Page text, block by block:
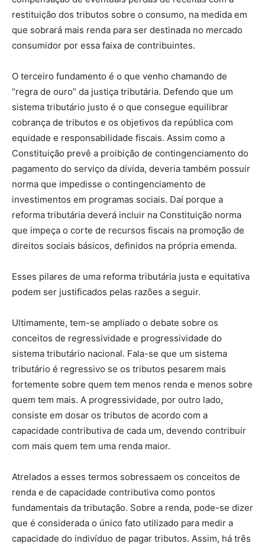
restituição dos tributos sobre o consumo, na medida em
que sobrará mais renda para ser destinada no mercado
consumidor por essa faixa de contribuintes.
O terceiro fundamento é o que venho chamando de
“regra de ouro” da justiça tributária. Defendo que um
sistema tributário justo é o que consegue equilibrar
cobrança de tributos e os objetivos da república com
equidade e responsabilidade fiscais. Assim como a
Constituição prevê a proibição de contingenciamento do
pagamento do serviço da dívida, deveria também possuir
norma que impedisse o contingenciamento de
investimentos em programas sociais. Daí porque a
reforma tributária deverá incluir na Constituição norma
que impeça o corte de recursos fiscais na promoção de
direitos sociais básicos, definidos na própria emenda.
Esses pilares de uma reforma tributária justa e equitativa
podem ser justificados pelas razões a seguir.
Ultimamente, tem-se ampliado o debate sobre os
conceitos de regressividade e progressividade do
sistema tributário nacional. Fala-se que um sistema
tributário é regressivo se os tributos pesarem mais
fortemente sobre quem tem menos renda e menos sobre
quem tem mais. A progressividade, por outro lado,
consiste em dosar os tributos de acordo com a
capacidade contributiva de cada um, devendo contribuir
com mais quem tem uma renda maior.
Atrelados a esses termos sobressaem os conceitos de
renda e de capacidade contributiva como pontos
fundamentais da tributação. Sobre a renda, pode-se dizer
que é considerada o único fato utilizado para medir a
capacidade do indivíduo de pagar tributos. Assim, há três